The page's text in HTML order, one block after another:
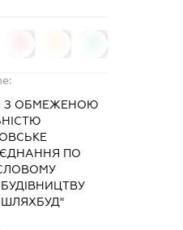
З ОБМЕЖЕНОЮ
ПО